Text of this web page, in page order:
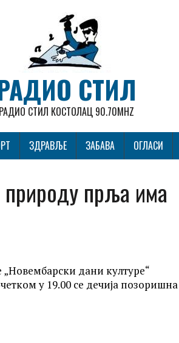
СТИЛ
РАДИО СТИЛ КОСТОЛАЦ 90.70MHZ
ЗДРАВЉЕ ЗАБАВА ОГЛАСИ
природу прља има
„Новембарски дани културе“
у 19.00 се дечија позоришна